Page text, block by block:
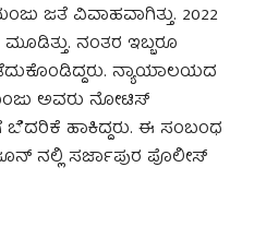
ಜತೆ ವಿವಾಹವಾಗಿತ್ತು. 2022
ನಂತರ ಇಬ್ಬರೂ
ನ್ಯಾಯಾಲಯದ
ಅವರು ನೋಟಿಸ್
ಬೆದರಿಕೆ ಹಾಕಿದ್ದರು. ಈ ಸಂಬಂಧ
ನಲ್ಲಿ ಸರ್ಜಾಪುರ ಪೊಲೀಸ್